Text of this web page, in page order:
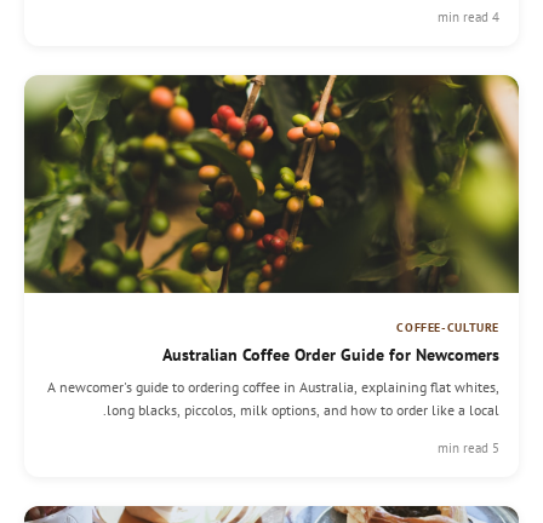
4 min read
COFFEE-CULTURE
Australian Coffee Order Guide for Newcomers
A newcomer's guide to ordering coffee in Australia, explaining flat whites,
long blacks, piccolos, milk options, and how to order like a local.
5 min read